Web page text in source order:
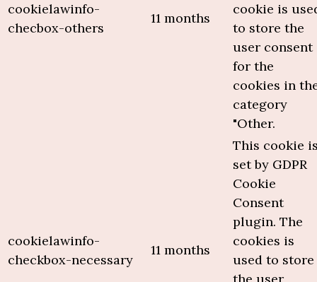
cookielawinfo-
checbox-others
11 months
cookie is
to store the
user consent
for the
cookies in
category
"Other.
cookielawinfo-
checkbox-necessary
11 months
This cookie
set by GDPR
Cookie
Consent
plugin. The
cookies is
used to store